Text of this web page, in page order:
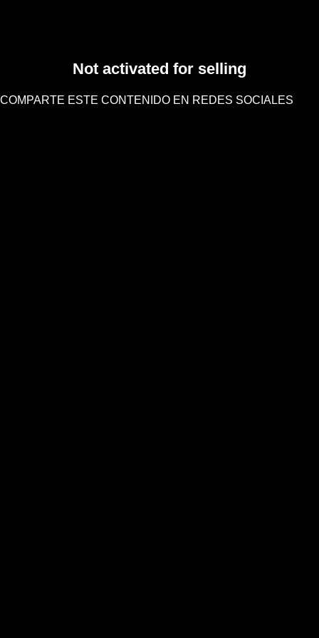
Not activated for selling
COMPARTE ESTE CONTENIDO EN REDES SOCIALES